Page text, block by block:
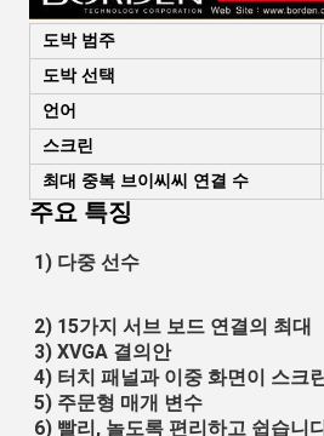
도박 범주
도박 선택
언어
스크린
최대 중복 브이씨씨 연결 수
주요 특징
1) 다중 선수
2) 15가지 서브 보드 연결의 최대
3) XVGA 결의안
4) 터치 패널과 이중 화면이 스크
5) 주문형 매개 변수
6) 빨리, 놀도록 편리하고 쉽습니